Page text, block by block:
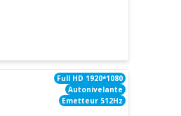
Full HD 1920*1080
Autonivelante
Emetteur 512Hz